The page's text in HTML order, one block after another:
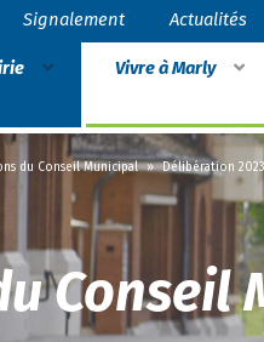
Signalement Actualités
Vivre à Marly
du Conseil Municipal » Délibération
Conseil